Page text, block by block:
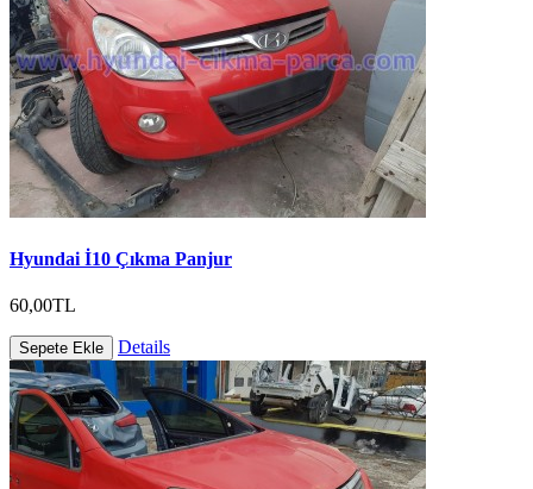
Hyundai İ10 Çıkma Panjur
60,00TL
Sepete Ekle Details